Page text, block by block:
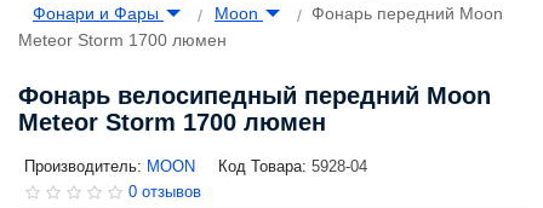
Фонари и Фары
Moon
Фонарь передний Moon
Meteor Storm 1700 люмен
Фонарь велосипедный передний Moon
Meteor Storm 1700 люмен
Производитель: MOON Код Товара: 5928-04
0 отзывов